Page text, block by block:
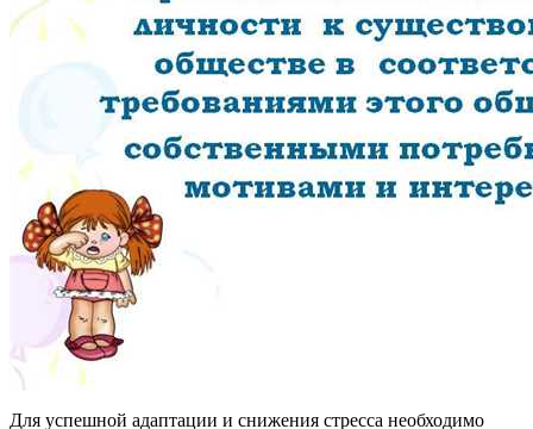
Для успешной адаптации и снижения стресса необходимо